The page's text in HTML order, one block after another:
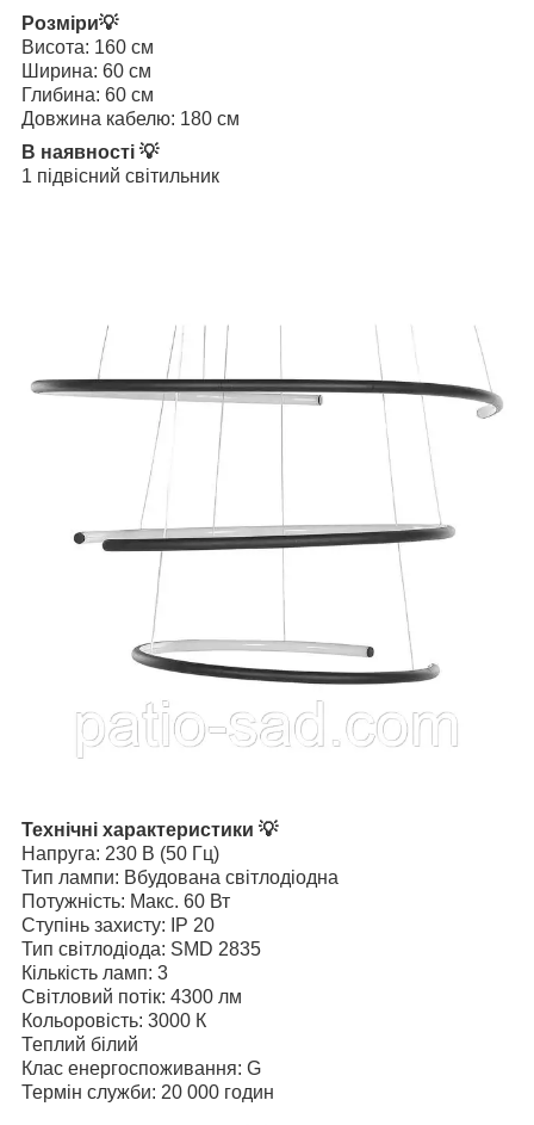
Розміри💡
Висота: 160 см
Ширина: 60 см
Глибина: 60 см
Довжина кабелю: 180 см
В наявності 💡
1 підвісний світильник
Технічні характеристики 💡
Напруга: 230 В (50 Гц)
Тип лампи: Вбудована світлодіодна
Потужність: Макс. 60 Вт
Ступінь захисту: IP 20
Тип світлодіода: SMD 2835
Кількість ламп: 3
Світловий потік: 4300 лм
Кольоровість: 3000 К
Теплий білий
Клас енергоспоживання: G
Термін служби: 20 000 годин